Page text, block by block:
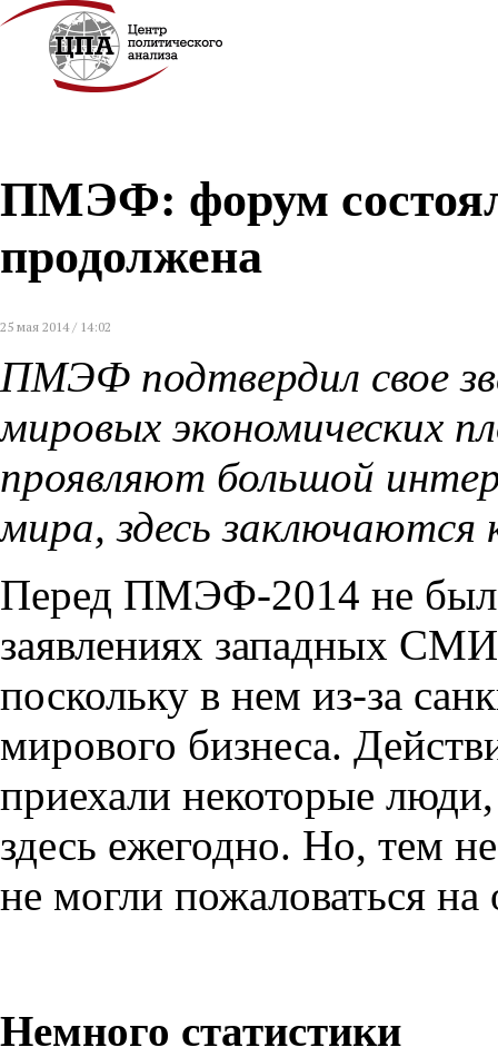
ПМЭФ: форум
продолжена
25 мая 2014 / 14:02
ПМЭФ подтвердил свое
мировых экономических
проявляют большой
мира, здесь
Перед ПМЭФ-2014 не было
заявлениях западных
поскольку в нем из-за
мирового бизнеса.
приехали некоторые
здесь ежегодно. Но, тем
не могли пожаловаться на
Немного статистики